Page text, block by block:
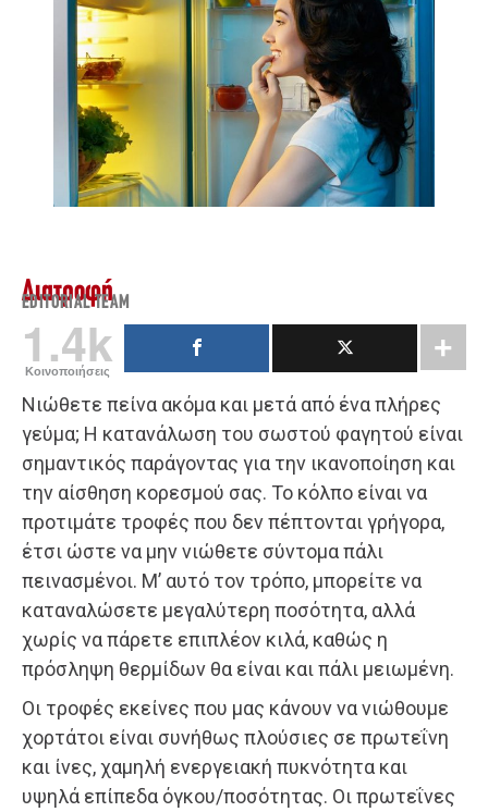
Διατροφή
EDITORIAL TEAM
1.4k
Κοινοποιήσεις
Νιώθετε πείνα ακόμα και μετά από ένα πλήρες
γεύμα; Η κατανάλωση του σωστού φαγητού είναι
σημαντικός παράγοντας για την ικανοποίηση και
την αίσθηση κορεσμού σας. Το κόλπο είναι να
προτιμάτε τροφές που δεν πέπτονται γρήγορα,
έτσι ώστε να μην νιώθετε σύντομα πάλι
πεινασμένοι. Μ’ αυτό τον τρόπο, μπορείτε να
καταναλώσετε μεγαλύτερη ποσότητα, αλλά
χωρίς να πάρετε επιπλέον κιλά, καθώς η
πρόσληψη θερμίδων θα είναι και πάλι μειωμένη.
Οι τροφές εκείνες που μας κάνουν να νιώθουμε
χορτάτοι είναι συνήθως πλούσιες σε πρωτεΐνη
και ίνες, χαμηλή ενεργειακή πυκνότητα και
υψηλά επίπεδα όγκου/ποσότητας. Οι πρωτεΐνες